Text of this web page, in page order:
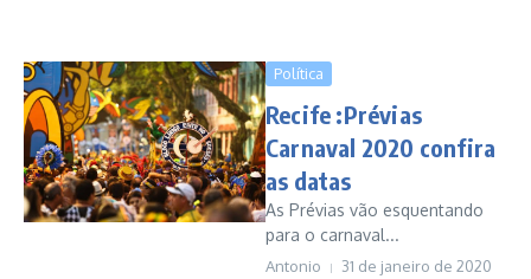
Política
Recife :Prévias
Carnaval 2020 confira
as datas
As Prévias vão esquentando
para o carnaval...
Antonio 31 de janeiro de 2020